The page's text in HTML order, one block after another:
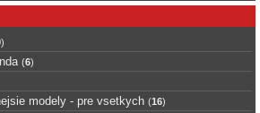
)
(6)
modely - pre vsetkych (16)